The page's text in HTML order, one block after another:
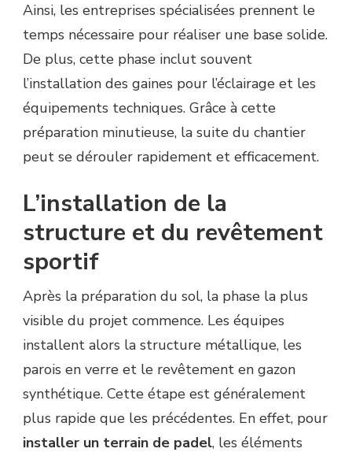
Ainsi, les entreprises spécialisées prennent le
temps nécessaire pour réaliser une base solide.
De plus, cette phase inclut souvent
l’installation des gaines pour l’éclairage et les
équipements techniques. Grâce à cette
préparation minutieuse, la suite du chantier
peut se dérouler rapidement et efficacement.
L’installation de la
structure et du revêtement
sportif
Après la préparation du sol, la phase la plus
visible du projet commence. Les équipes
installent alors la structure métallique, les
parois en verre et le revêtement en gazon
synthétique. Cette étape est généralement
plus rapide que les précédentes. En effet, pour
installer un terrain de padel, les éléments